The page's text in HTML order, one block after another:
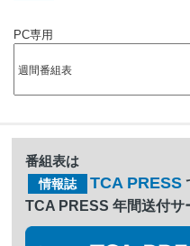
PC専用
番組表は
情報誌 TCA PRESS
TCA PRESS 年間送付